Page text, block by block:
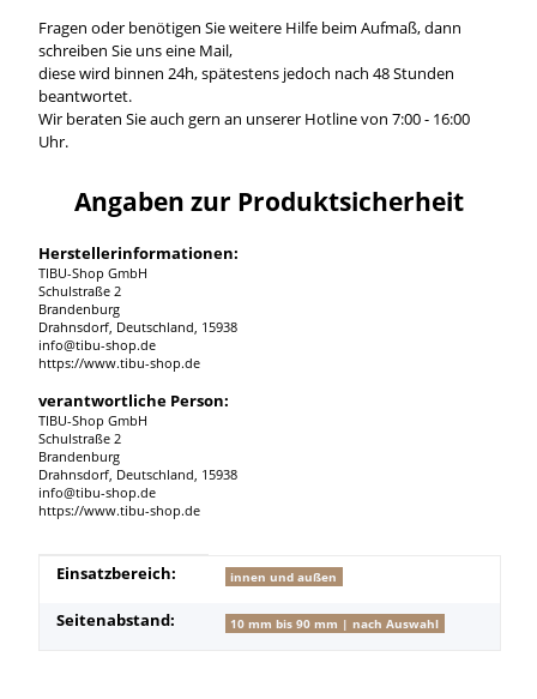
Fragen oder benötigen Sie weitere Hilfe beim Aufmaß, dann
schreiben Sie uns eine Mail,
diese wird binnen 24h, spätestens jedoch nach 48 Stunden
beantwortet.
Wir beraten Sie auch gern an unserer Hotline von 7:00 - 16:00
Uhr.
Angaben zur Produktsicherheit
Herstellerinformationen:
TIBU-Shop GmbH
Schulstraße 2
Brandenburg
Drahnsdorf, Deutschland, 15938
info@tibu-shop.de
https://www.tibu-shop.de
verantwortliche Person:
TIBU-Shop GmbH
Schulstraße 2
Brandenburg
Drahnsdorf, Deutschland, 15938
info@tibu-shop.de
https://www.tibu-shop.de
Produkteigenschaft
Wert
Einsatzbereich: innen und außen
Seitenabstand: 10 mm bis 90 mm | nach Auswahl